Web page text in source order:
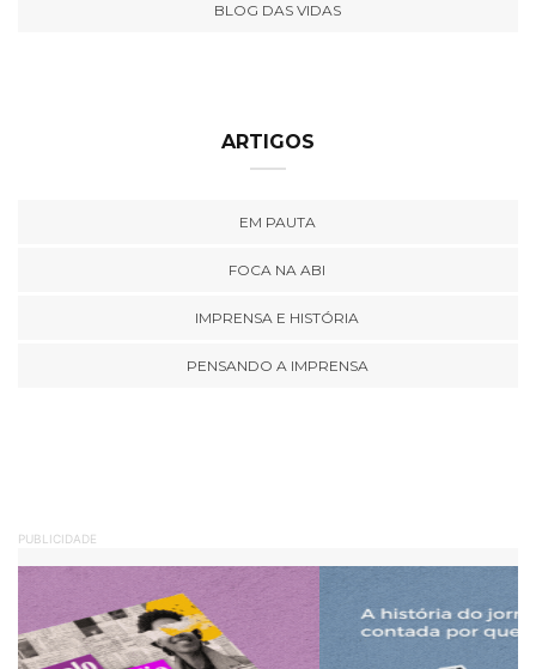
BLOG DAS VIDAS
ARTIGOS
EM PAUTA
FOCA NA ABI
IMPRENSA E HISTÓRIA
PENSANDO A IMPRENSA
PUBLICIDADE